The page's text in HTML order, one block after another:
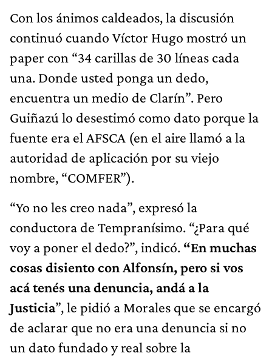
Con los ánimos caldeados, la discusión
continuó cuando Víctor Hugo mostró un
paper con “34 carillas de 30 líneas cada
una. Donde usted ponga un dedo,
encuentra un medio de Clarín”. Pero
Guiñazú lo desestimó como dato porque la
fuente era el AFSCA (en el aire llamó a la
autoridad de aplicación por su viejo
nombre, “COMFER”).
“Yo no les creo nada”, expresó la
conductora de Tempranísimo. “¿Para qué
voy a poner el dedo?”, indicó. “En muchas
cosas disiento con Alfonsín, pero si vos
acá tenés una denuncia, andá a la
Justicia”, le pidió a Morales que se encargó
de aclarar que no era una denuncia si no
un dato fundado y real sobre la